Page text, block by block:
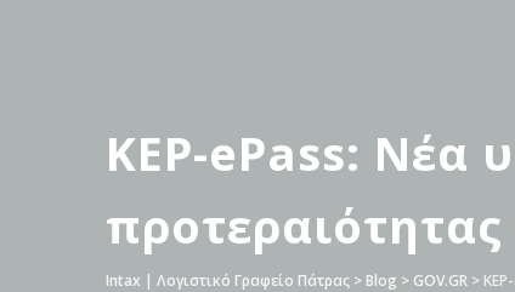
KEP-ePass: Νέα
Intax | Λογιστικό Γραφείο Πάτρας > Blog > GOV.GR >